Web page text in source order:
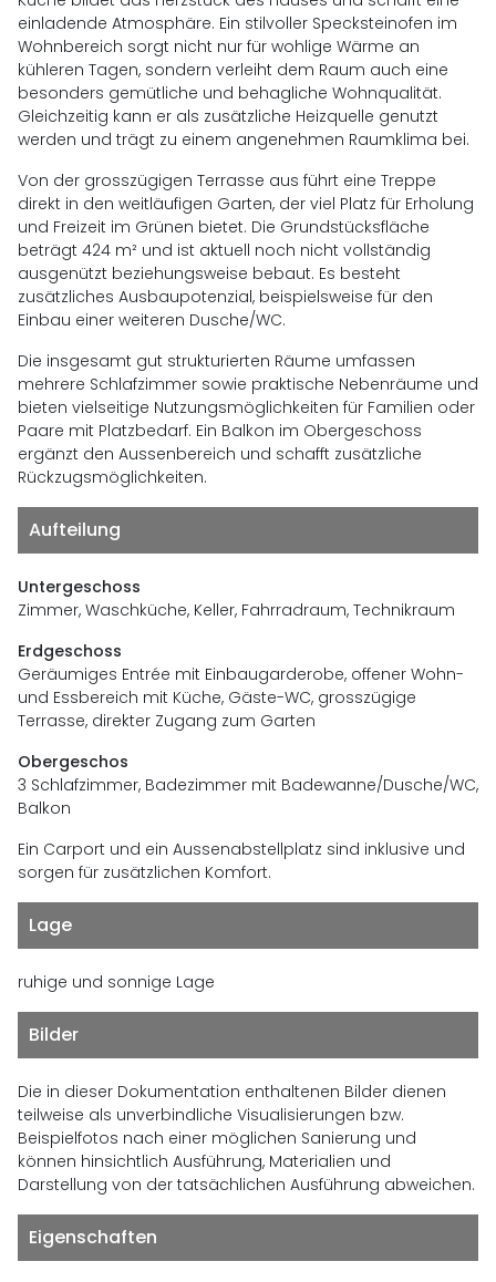
einladende Atmosphäre. Ein stilvoller Specksteinofen im
Wohnbereich sorgt nicht nur für wohlige Wärme an
kühleren Tagen, sondern verleiht dem Raum auch eine
besonders gemütliche und behagliche Wohnqualität.
Gleichzeitig kann er als zusätzliche Heizquelle genutzt
werden und trägt zu einem angenehmen Raumklima bei.
Von der grosszügigen Terrasse aus führt eine Treppe
direkt in den weitläufigen Garten, der viel Platz für Erholung
und Freizeit im Grünen bietet. Die Grundstücksfläche
beträgt 424 m² und ist aktuell noch nicht vollständig
ausgenützt beziehungsweise bebaut. Es besteht
zusätzliches Ausbaupotenzial, beispielsweise für den
Einbau einer weiteren Dusche/WC.
Die insgesamt gut strukturierten Räume umfassen
mehrere Schlafzimmer sowie praktische Nebenräume und
bieten vielseitige Nutzungsmöglichkeiten für Familien oder
Paare mit Platzbedarf. Ein Balkon im Obergeschoss
ergänzt den Aussenbereich und schafft zusätzliche
Rückzugsmöglichkeiten.
Aufteilung
Untergeschoss
Zimmer, Waschküche, Keller, Fahrradraum, Technikraum
Erdgeschoss
Geräumiges Entrée mit Einbaugarderobe, offener Wohn-
und Essbereich mit Küche, Gäste-WC, grosszügige
Terrasse, direkter Zugang zum Garten
Obergeschos
3 Schlafzimmer, Badezimmer mit Badewanne/Dusche/WC,
Balkon
Ein Carport und ein Aussenabstellplatz sind inklusive und
sorgen für zusätzlichen Komfort.
Lage
ruhige und sonnige Lage
Bilder
Die in dieser Dokumentation enthaltenen Bilder dienen
teilweise als unverbindliche Visualisierungen bzw.
Beispielfotos nach einer möglichen Sanierung und
können hinsichtlich Ausführung, Materialien und
Darstellung von der tatsächlichen Ausführung abweichen.
Eigenschaften